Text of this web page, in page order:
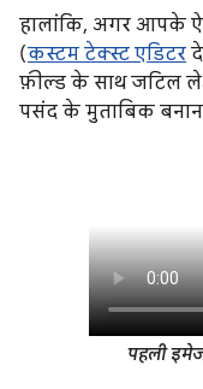
हालांकि, अगर आपके
(कस्टम टेक्स्ट एडिटर
फ़ील्ड के साथ जटिल
पसंद के मुताबिक
पहली